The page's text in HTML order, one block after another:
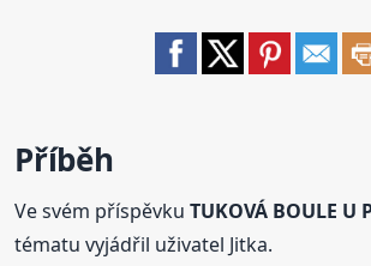
Příběh
Ve svém příspěvkuTUKOVÁ BOULE U
tématu vyjádřil uživatel Jitka.